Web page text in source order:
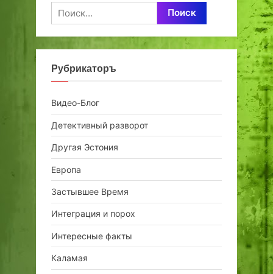
Найти:
Рубрикаторъ
Видео-Блог
Детективный разворот
Другая Эстония
Европа
Застывшее Время
Интеграция и порох
Интересные факты
Каламая